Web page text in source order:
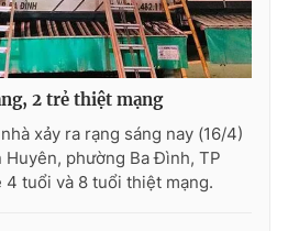
2 trẻ thiệt mạng
xảy ra rạng sáng nay (16/4)
Huyên, phường Ba Đình, TP
4 tuổi và 8 tuổi thiệt mạng.